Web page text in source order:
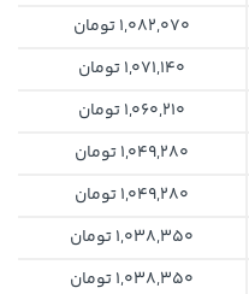
1,082,070تومان
1,071,140تومان
1,060,210تومان
1,049,280تومان
1,049,280تومان
1,038,350تومان
1,038,350تومان